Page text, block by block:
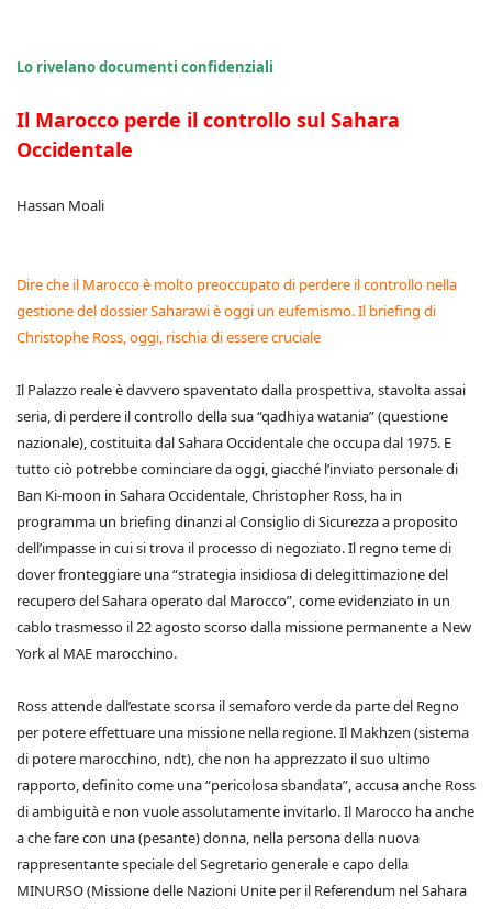
Lo rivelano documenti confidenziali
Il Marocco perde il controllo sul Sahara
Occidentale
Hassan Moali
Dire che il Marocco è molto preoccupato di perdere il controllo nella
gestione del dossier Saharawi è oggi un eufemismo. Il briefing di
Christophe Ross, oggi, rischia di essere cruciale
Il Palazzo reale è davvero spaventato dalla prospettiva, stavolta assai
seria, di perdere il controllo della sua “qadhiya watania” (questione
nazionale), costituita dal Sahara Occidentale che occupa dal 1975. E
tutto ciò potrebbe cominciare da oggi, giacché l’inviato personale di
Ban Ki-moon in Sahara Occidentale, Christopher Ross, ha in
programma un briefing dinanzi al Consiglio di Sicurezza a proposito
dell’impasse in cui si trova il processo di negoziato. Il regno teme di
dover fronteggiare una “strategia insidiosa di delegittimazione del
recupero del Sahara operato dal Marocco”, come evidenziato in un
cablo trasmesso il 22 agosto scorso dalla missione permanente a New
York al MAE marocchino.
Ross attende dall’estate scorsa il semaforo verde da parte del Regno
per potere effettuare una missione nella regione. Il Makhzen (sistema
di potere marocchino, ndt), che non ha apprezzato il suo ultimo
rapporto, definito come una “pericolosa sbandata”, accusa anche Ross
di ambiguità e non vuole assolutamente invitarlo. Il Marocco ha anche
a che fare con una (pesante) donna, nella persona della nuova
rappresentante speciale del Segretario generale e capo della
MINURSO (Missione delle Nazioni Unite per il Referendum nel Sahara